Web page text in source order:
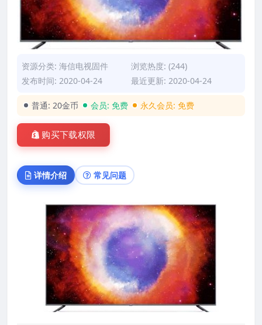
资源分类: 海信电视固件
浏览热度: (244)
发布时间: 2020-04-24
最近更新: 2020-04-24
普通: 20金币 会员: 免费 永久会员: 免费
购买下载权限
详情介绍 常见问题